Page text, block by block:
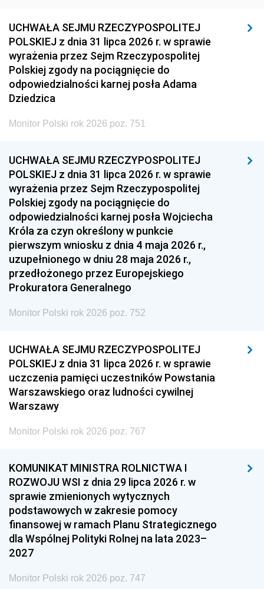
UCHWAŁA SEJMU RZECZYPOSPOLITEJ
POLSKIEJ z dnia 31 lipca 2026 r. w sprawie
wyrażenia przez Sejm Rzeczypospolitej
Polskiej zgody na pociągnięcie do
odpowiedzialności karnej posła Adama
Dziedzica
Monitor Polski rok 2026 poz. 751
UCHWAŁA SEJMU RZECZYPOSPOLITEJ
POLSKIEJ z dnia 31 lipca 2026 r. w sprawie
wyrażenia przez Sejm Rzeczypospolitej
Polskiej zgody na pociągnięcie do
odpowiedzialności karnej posła Wojciecha
Króla za czyn określony w punkcie
pierwszym wniosku z dnia 4 maja 2026 r.,
uzupełnionego w dniu 28 maja 2026 r.,
przedłożonego przez Europejskiego
Prokuratora Generalnego
Monitor Polski rok 2026 poz. 752
UCHWAŁA SEJMU RZECZYPOSPOLITEJ
POLSKIEJ z dnia 31 lipca 2026 r. w sprawie
uczczenia pamięci uczestników Powstania
Warszawskiego oraz ludności cywilnej
Warszawy
Monitor Polski rok 2026 poz. 767
KOMUNIKAT MINISTRA ROLNICTWA I
ROZWOJU WSI z dnia 29 lipca 2026 r. w
sprawie zmienionych wytycznych
podstawowych w zakresie pomocy
finansowej w ramach Planu Strategicznego
dla Wspólnej Polityki Rolnej na lata 2023–
2027
Monitor Polski rok 2026 poz. 747